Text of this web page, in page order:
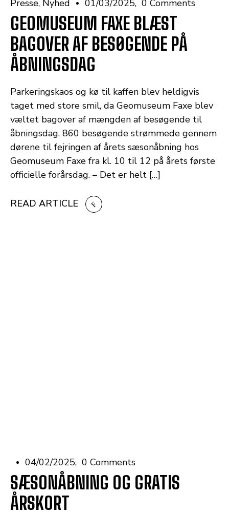
Presse Nyhed 01/03/2025 0 Comments
GEOMUSEUM FAXE BLÆST
BAGOVER AF BESØGENDE PÅ
ÅBNINGSDAG
Parkeringskaos og kø til kaffen blev heldigvis
taget med store smil, da Geomuseum Faxe blev
væltet bagover af mængden af besøgende til
åbningsdag. 860 besøgende strømmede gennem
dørene til fejringen af årets sæsonåbning hos
Geomuseum Faxe fra kl. 10 til 12 på årets første
officielle forårsdag. – Det er helt […]
READ ARTICLE
04/02/2025 0 Comments
SÆSONÅBNING OG GRATIS
ÅRSKORT